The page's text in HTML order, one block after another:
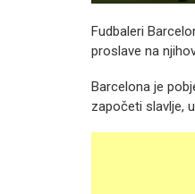
Fudbaleri
proslave na
Barcelona je
započeti slavlje,